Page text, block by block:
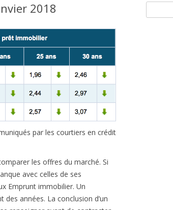
2018
par les courtiers en crédit
les offres du marché. Si
avec celles de ses
Emprunt immobilier. Un
années. La conclusion d’un